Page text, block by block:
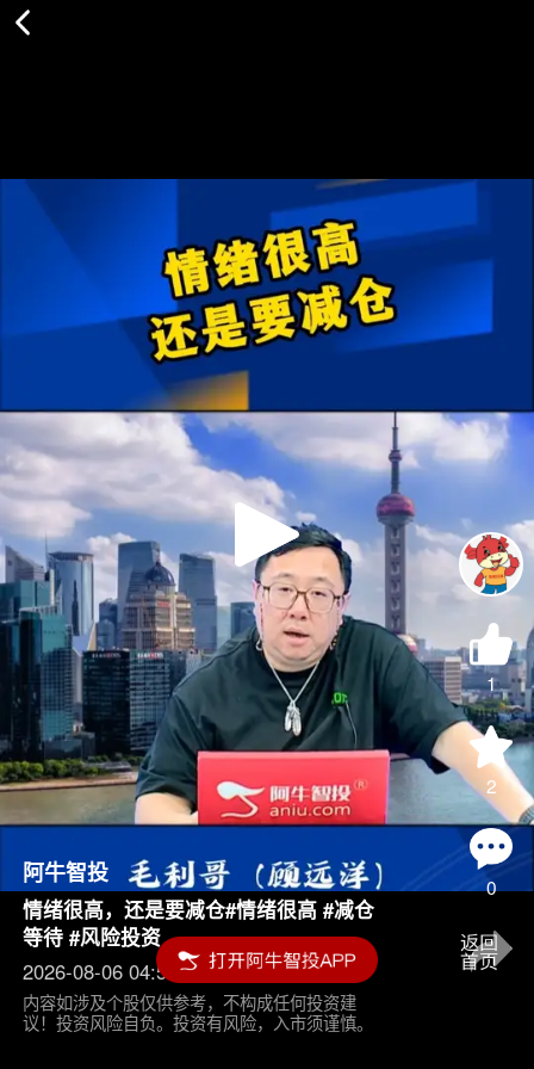
Play
Video
1
2
0
阿牛智投
情绪很高，还是要减仓#情绪很高 #减仓
等待 #风险投资
2026-08-06 04:55
内容如涉及个股仅供参考，不构成任何投资建
议！投资风险自负。投资有风险，入市须谨慎。